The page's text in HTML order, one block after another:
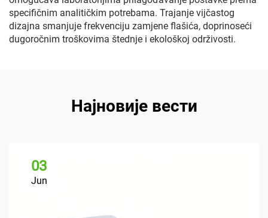
specifičnim analitičkim potrebama. Trajanje vijčastog
dizajna smanjuje frekvenciju zamjene flašića, doprinoseći
dugoročnim troškovima štednje i ekološkoj održivosti.
Најновије вести
03
Jun